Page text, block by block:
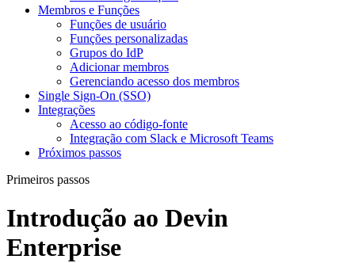
Membros e Funções
Funções de usuário
Funções personalizadas
Grupos do IdP
Adicionar membros
Gerenciando acesso dos membros
Single Sign-On (SSO)
Integrações
Acesso ao código-fonte
Integração com Slack e Microsoft Teams
Próximos passos
Primeiros passos
Introdução ao Devin
Enterprise